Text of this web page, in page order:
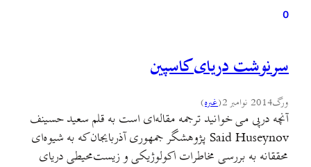
0
سرنوشت دریای کاسپین
ورگ2014 نوامبر 2 (غىره)
آنچه درپی می خوانید ترجمه مقاله‌ای است به قلم سعید حسینف
Said Huseynov پژوهشگر جمهوری آذربایجان که به شیوه‌ای
محققانه به بررسی مخاطرات اکولوژیکی و زیست‌محیطی دریای